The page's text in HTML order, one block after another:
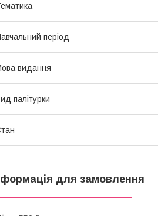
період
видання
палітурки
для замовлення